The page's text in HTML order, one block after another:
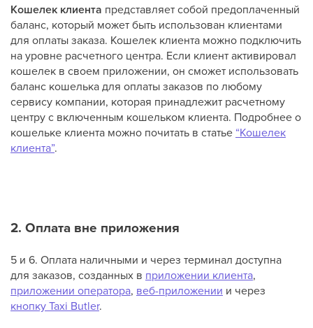
Кошелек клиента представляет собой предоплаченный
баланс, который может быть использован клиентами
для оплаты заказа. Кошелек клиента можно подключить
на уровне расчетного центра. Если клиент активировал
кошелек в своем приложении, он сможет использовать
баланс кошелька для оплаты заказов по любому
сервису компании, которая принадлежит расчетному
центру с включенным кошельком клиента. Подробнее о
кошельке клиента можно почитать в статье “Кошелек
клиента”.
2. Оплата вне приложения
5 и 6. Оплата наличными и через терминал доступна
для заказов, созданных в приложении клиента,
приложении оператора, веб-приложении и через
кнопку Taxi Butler.